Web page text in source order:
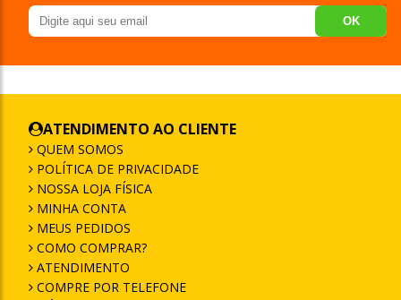
OK
ATENDIMENTO AO CLIENTE
QUEM SOMOS
POLÍTICA DE PRIVACIDADE
NOSSA LOJA FÍSICA
MINHA CONTA
MEUS PEDIDOS
COMO COMPRAR?
ATENDIMENTO
COMPRE POR TELEFONE